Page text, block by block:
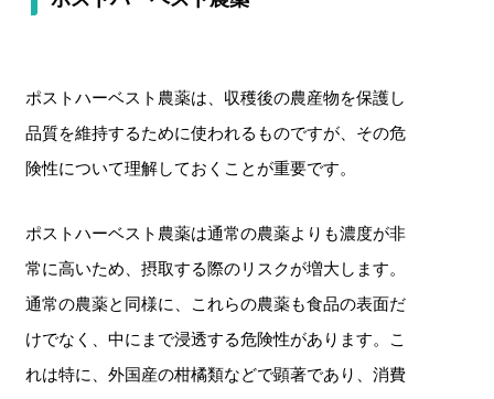
ポストハーベスト農薬は、収穫後の農産物を保護し
品質を維持するために使われるものですが、その危
険性について理解しておくことが重要です。
ポストハーベスト農薬は通常の農薬よりも濃度が非
常に高いため、摂取する際のリスクが増大します。
通常の農薬と同様に、これらの農薬も食品の表面だ
けでなく、中にまで浸透する危険性があります。こ
れは特に、外国産の柑橘類などで顕著であり、消費